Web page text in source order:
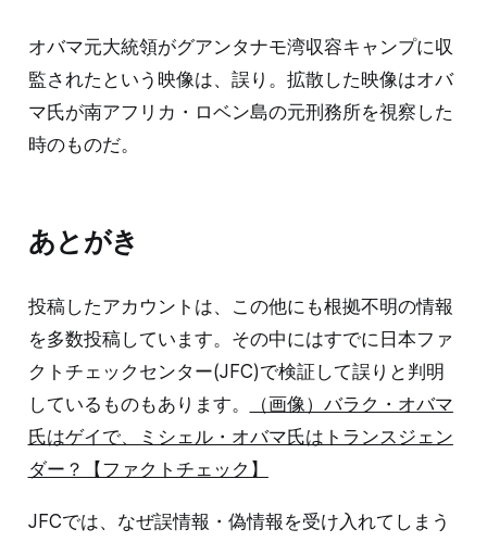
オバマ元大統領がグアンタナモ湾収容キャンプに収
監されたという映像は、誤り。拡散した映像はオバ
マ氏が南アフリカ・ロベン島の元刑務所を視察した
時のものだ。
あとがき
投稿したアカウントは、この他にも根拠不明の情報
を多数投稿しています。その中にはすでに日本ファ
クトチェックセンター(JFC)で検証して誤りと判明
しているものもあります。
（画像）バラク・オバマ
氏はゲイで、ミシェル・オバマ氏はトランスジェン
ダー？【ファクトチェック】
JFCでは、なぜ誤情報・偽情報を受け入れてしまう